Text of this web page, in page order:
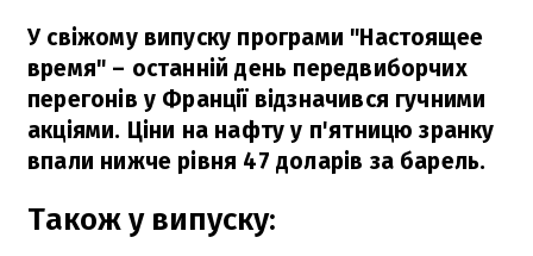
У свіжому випуску програми "Настоящее
время" – останній день передвиборчих
перегонів у Франції відзначився гучними
акціями. Ціни на нафту у п'ятницю зранку
впали нижче рівня 47 доларів за барель.
Також у випуску: